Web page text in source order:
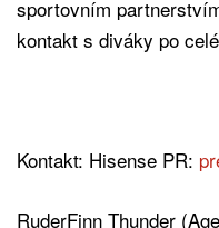
sportovním
kontakt s diváky po
Kontakt: Hisense PR:
RuderFinn Thunder